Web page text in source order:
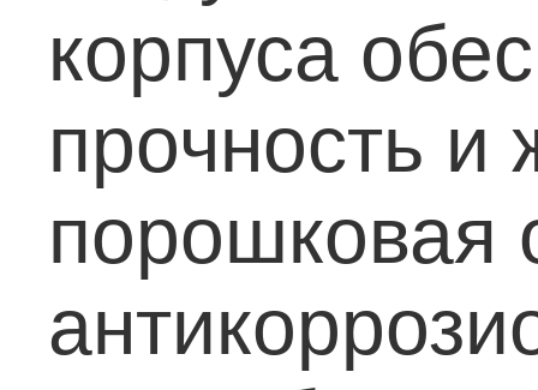
корпуса
прочность и
порошковая